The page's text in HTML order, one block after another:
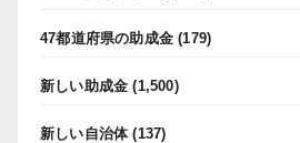
47都道府県の助成金 (179)
新しい助成金 (1,500)
新しい自治体(137)